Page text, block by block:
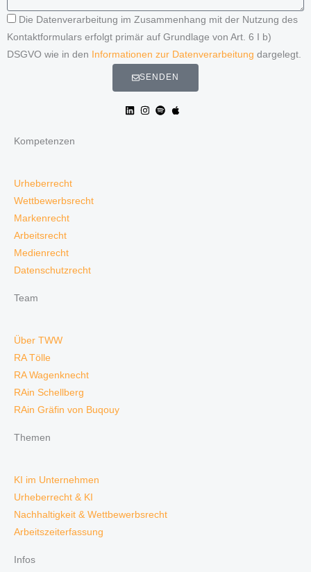
Die Datenverarbeitung im Zusammenhang mit der Nutzung des
Kontaktformulars erfolgt primär auf Grundlage von Art. 6 I b)
DSGVO wie in den
Informationen zur Datenverarbeitung dargelegt.
SENDEN
Kompetenzen
Urheberrecht
Wettbewerbsrecht
Markenrecht
Arbeitsrecht
Medienrecht
Datenschutzrecht
Team
Über TWW
RA Tölle
RA Wagenknecht
RAin Schellberg
RAin Gräfin von Buqouy
Themen
KI im Unternehmen
Urheberrecht & KI
Nachhaltigkeit & Wettbewerbsrecht
Arbeitszeiterfassung
Infos